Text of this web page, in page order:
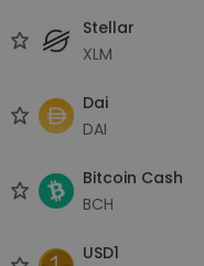
Stellar
XLM
Dai
DAI
Bitcoin Cash
BCH
USD1